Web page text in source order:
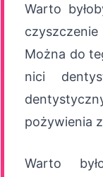
Warto
Można do
nici
pożywienia
Warto